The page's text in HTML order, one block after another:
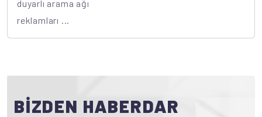
duyarlı arama ağı
reklamları ...
BİZDEN HABERDAR